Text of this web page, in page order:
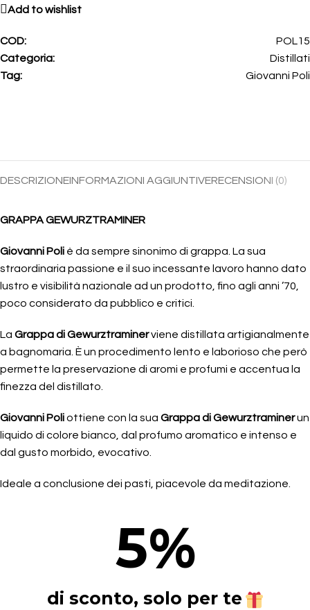
Add to wishlist
COD:
POL15
Categoria:
Distillati
Tag:
Giovanni Poli
DESCRIZIONEINFORMAZIONI AGGIUNTIVERECENSIONI (0)
GRAPPA GEWURZTRAMINER
Giovanni Poli è da sempre sinonimo di grappa. La sua
straordinaria passione e il suo incessante lavoro hanno dato
lustro e visibilità nazionale ad un prodotto, fino agli anni ’70,
poco considerato da pubblico e critici.
La Grappa di Gewurztraminerviene distillata artigianalmente
a bagnomaria. È un procedimento lento e laborioso che però
permette la preservazione di aromi e profumi e accentua la
finezza del distillato.
Giovanni Poliottiene con la sua Grappa di Gewurztraminerun
liquido di colore bianco, dal profumo aromatico e intenso e
dal gusto morbido, evocativo.
Ideale a conclusione dei pasti, piacevole da meditazione.
5%
di sconto, solo per te